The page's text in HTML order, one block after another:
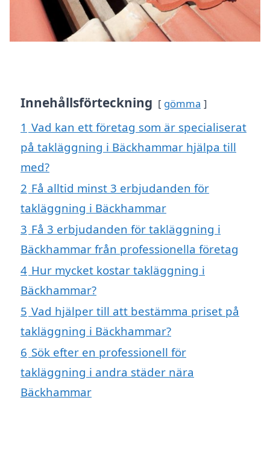
Innehållsförteckning gömma
1 Vad kan ett företag som är specialiserat
på takläggning i Bäckhammar hjälpa till
med?
2 Få alltid minst 3 erbjudanden för
takläggning i Bäckhammar
3 Få 3 erbjudanden för takläggning i
Bäckhammar från professionella företag
4 Hur mycket kostar takläggning i
Bäckhammar?
5 Vad hjälper till att bestämma priset på
takläggning i Bäckhammar?
6 Sök efter en professionell för
takläggning i andra städer nära
Bäckhammar